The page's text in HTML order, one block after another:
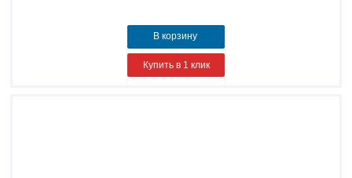
В корзину
Купить в 1 клик